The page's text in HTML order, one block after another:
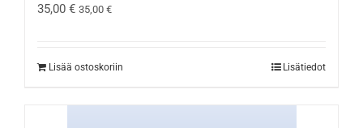
35,00 € 35,00 €
Lisää ostoskoriin Lisätiedot